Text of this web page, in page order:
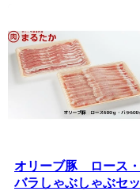
オリーブ豚 ロース・
バラしゃぶしゃぶセッ